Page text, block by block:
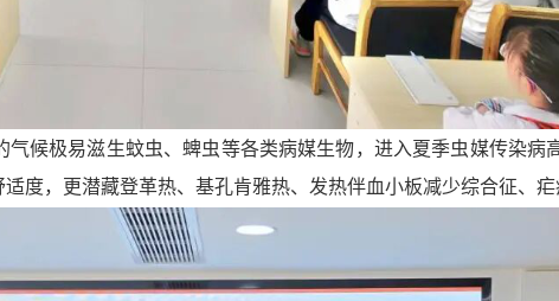
候极易滋生蚊虫、蜱虫等各类病媒生物，进入夏季虫媒传染病
度，更潜藏登革热、基孔肯雅热、发热伴血小板减少综合征、疟